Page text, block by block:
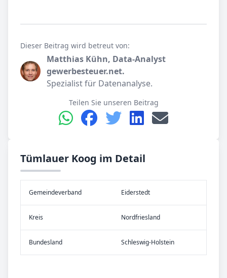
Dieser Beitrag wird betreut von:
Matthias Kühn, Data-Analyst
gewerbesteuer.net.
Spezialist für Datenanalyse.
Teilen Sie unseren Beitrag
Tümlauer Koog im Detail
Gemeinde­verband Eiderstedt
Kreis Nordfriesland
Bundes­land Schleswig-Holstein